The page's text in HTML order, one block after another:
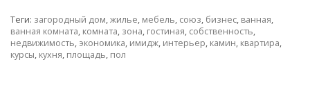
Теги: загородный дом,жилье, мебель, союз, бизнес, ванная,
ванная комната, комната, зона, гостиная, собственность,
недвижимость, экономика, имидж, интерьер, камин, квартира,
курсы, кухня, площадь, пол